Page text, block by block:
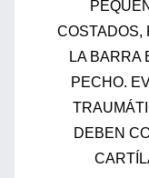
COSTADOS,
LA BARRA
PECHO.
DEBEN